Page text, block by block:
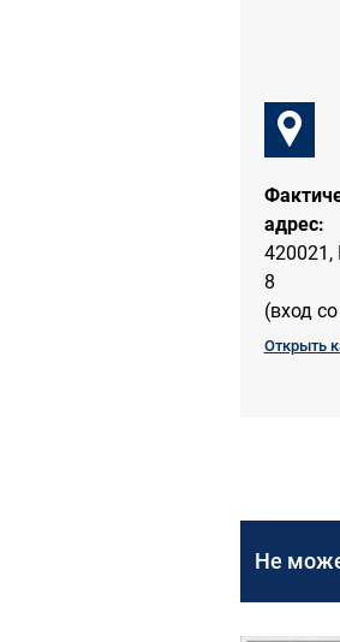
адрес:
420021,
8
(вход
Открыть
Не